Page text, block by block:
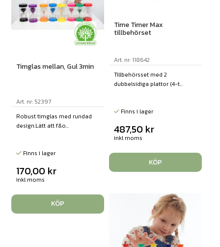
Timglas mellan, Gul 3min
Art. nr: 52397
Robust timglas med rundad
design.Lätt att f&o...
Finns i lager
170,00 kr
inkl moms
KÖP
Time Timer Max
tillbehörset
Art. nr: 118642
Tillbehörsset med 2
dubbelsidiga plattor (4-t...
Finns i lager
487,50 kr
inkl moms
KÖP